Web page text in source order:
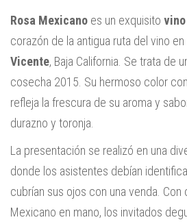
Rosa Mexicano es un exquisito
corazón de la antigua ruta del vino en
Vicente, Baja California. Se trata de
cosecha 2015. Su hermoso color
refleja la frescura de su aroma y
durazno y toronja.
La presentación se realizó en una
donde los asistentes debían
cubrían sus ojos con una venda. Con
Mexicano en mano, los invitados